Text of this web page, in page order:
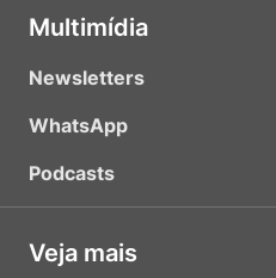
Multimídia
Newsletters
WhatsApp
Podcasts
Veja mais